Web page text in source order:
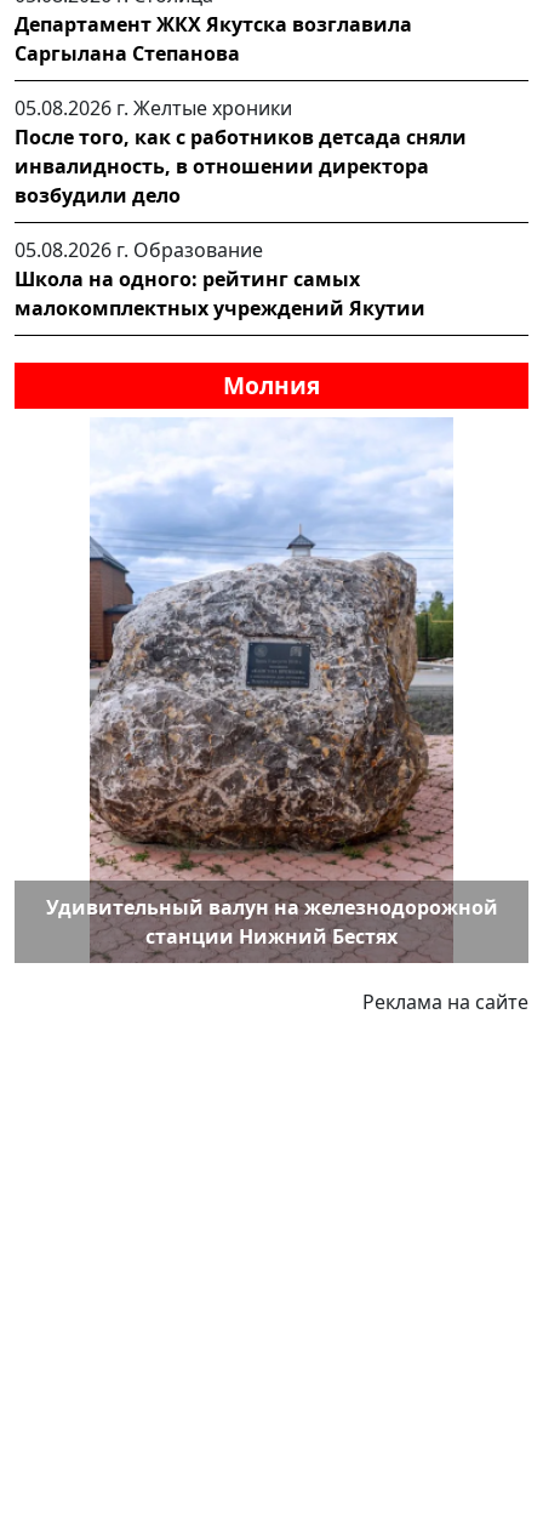
Департамент ЖКХ Якутска возглавила
Саргылана Степанова
05.08.2026 г. Желтые хроники
После того, как с работников детсада сняли
инвалидность, в отношении директора
возбудили дело
05.08.2026 г. Образование
Школа на одного: рейтинг самых
малокомплектных учреждений Якутии
Молния
Удивительный валун на железнодорожной
станции Нижний Бестях
Реклама на сайте